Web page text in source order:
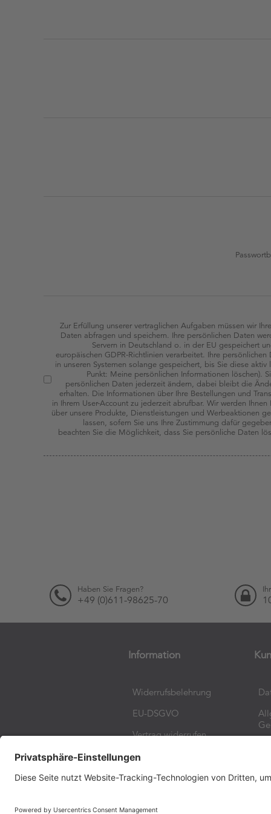
Zur Erfüllung unserer vertraglichen Aufgaben müssen wir
Daten abfragen und speichern. Ihre persönlichen Daten
Servern in Deutschland o. in der EU gespeichert
europäischen GDPR-Richtlinien verarbeitet. Ihre persönlichen
in unseren Systemen solange gespeichert, bis Sie diese aktiv
Punkt: Meine persönlichen Informationen löschen).
persönlichen Daten jederzeit ändern, dabei bleibt die
erhalten. Die Informationen über Ihre Bestellungen und
in Ihrem User-Account zu jederzeit abrufbar. Wir werden
über unsere Produkte, Dienstleistungen und Werbeaktionen
lassen, sofern Sie uns Ihre Zustimmung dafür
beachten Sie die Möglichkeit, dass Sie persönliche Daten
Haben Sie Fragen?
+49 (0)611-98625-70
Information
Widerrufsbelehrung
EU-DSGVO
Vertrag widerrufen